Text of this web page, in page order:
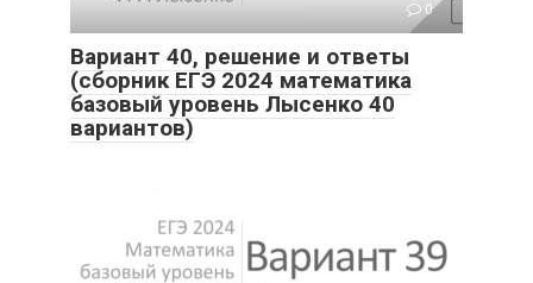
0
Вариант 40, решение и ответы
(сборник ЕГЭ 2024 математика
базовый уровень Лысенко 40
вариантов)